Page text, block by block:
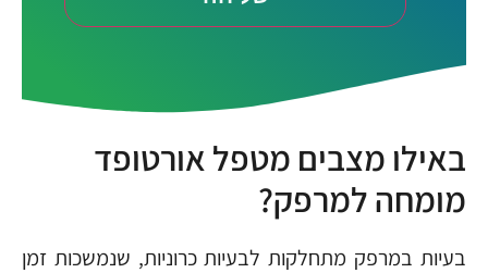
באילו מצבים מטפל אורטופד
מומחה למרפק?
בעיות במרפק מתחלקות לבעיות כרוניות, שנמשכות זמן